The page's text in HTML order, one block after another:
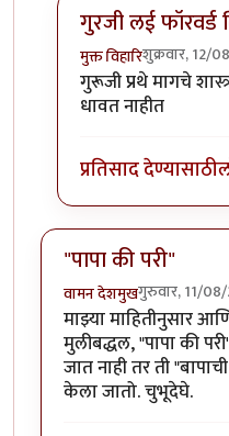
गुरजी लई
मुक्त विहारिशुक्रवार, 12/
In reply toअग्नीby
गुरूजी प्रथे मागचे
धावत नाहीत
प्रतिसाद देण्यासाठी
"पापा की परी"
वामन देशमुखगुरुवार, 11/
माझ्या माहितीनुसार
मुलीबद्धल, "पापा की
जात नाही तर ती
केला जातो. चुभूदेघे.